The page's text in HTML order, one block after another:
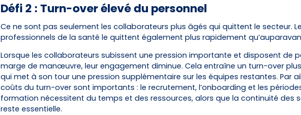
Défi 2 : Turn-over élevé du personnel
Ce ne sont pas seulement les collaborateurs plus âgés qui quittent le secteur.
professionnels de la santé le quittent également plus rapidement
Lorsque les collaborateurs subissent une pression importante et disposent de
marge de manœuvre, leur engagement diminue. Cela entraîne un turn-over
qui met à son tour une pression supplémentaire sur les équipes restantes. Par
coûts du turn-over sont importants : le recrutement, l’onboarding et les
formation nécessitent du temps et des ressources, alors que la continuité des
reste essentielle.